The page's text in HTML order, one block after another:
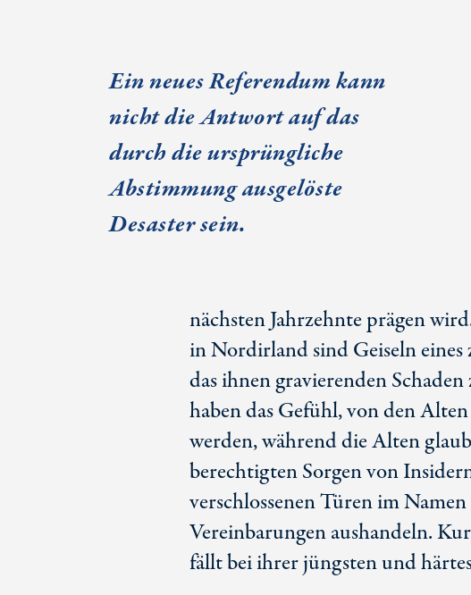
Ein neues Referendum kann
nicht die Antwort auf das
durch die ursprüngliche
Abstimmung ausgelöste
Desaster sein.
nächsten Jahrzehnte prägen
in Nordirland sind Geiseln
das ihnen gravierenden
haben das Gefühl, von den
werden, während die Alten
berechtigten Sorgen von
verschlossenen Türen im
Vereinbarungen aushandeln.
fällt bei ihrer jüngsten und